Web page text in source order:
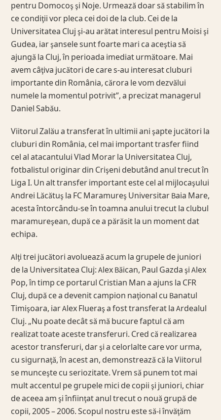
pentru Domocoş şi Noje. Urmează doar să stabilim în
ce condiţii vor pleca cei doi de la club. Cei de la
Universitatea Cluj şi-au arătat interesul pentru Moisi şi
Gudea, iar şansele sunt foarte mari ca aceştia să
ajungă la Cluj, în perioada imediat următoare. Mai
avem câţiva jucători de care s-au interesat cluburi
importante din România, cărora le vom dezvălui
numele la momentul potrivit”, a precizat managerul
Daniel Sabău.
Viitorul Zalău a transferat în ultimii ani şapte jucători la
cluburi din România, cel mai important trasfer fiind
cel al atacantului Vlad Morar la Universitatea Cluj,
fotbalistul originar din Crişeni debutând anul trecut în
Liga I. Un alt transfer important este cel al mijlocaşului
Andrei Lăcătuş la FC Maramureş Universitar Baia Mare,
acesta întorcându-se în toamna anului trecut la clubul
maramureşean, după ce a părăsit la un moment dat
echipa.
Alţi trei jucători avoluează acum la grupele de juniori
de la Universitatea Cluj: Alex Băican, Paul Gazda şi Alex
Pop, în timp ce portarul Cristian Man a ajuns la CFR
Cluj, după ce a devenit campion naţional cu Banatul
Timişoara, iar Alex Flueraş a fost transferat la Ardealul
Cluj. „Nu poate decât să mă bucure faptul că am
realizat toate aceste transferuri. Cred că realizarea
acestor transferuri, dar şi a celorlalte care vor urma,
cu sigurnaţă, în acest an, demonstrează că la Viitorul
se munceşte cu seriozitate. Vrem să punem tot mai
mult accentul pe grupele mici de copii şi juniori, chiar
de aceea am şi înfiinţat anul trecut o nouă grupă de
copii, 2005 – 2006. Scopul nostru este să-i învăţăm